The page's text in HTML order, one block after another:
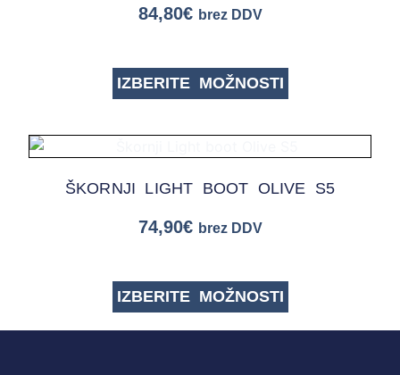
84,80€ brez DDV
IZBERITE MOŽNOSTI
ŠKORNJI LIGHT BOOT OLIVE S5
74,90€ brez DDV
IZBERITE MOŽNOSTI